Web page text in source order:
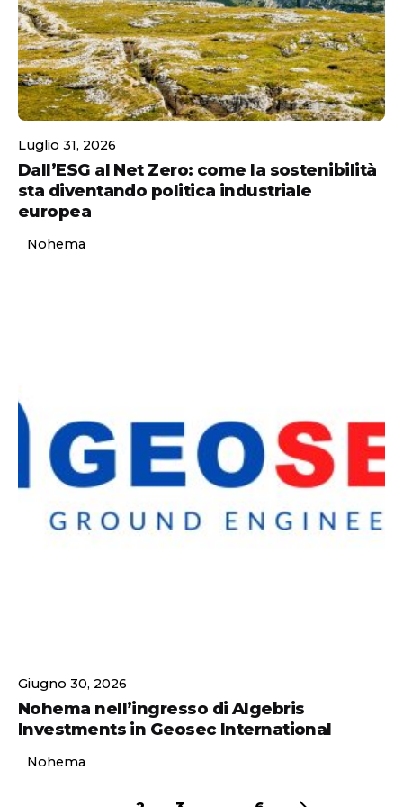
Posted by
Luglio 31, 2026
Dall’ESG al Net Zero: come la sostenibilità
sta diventando politica industriale
europea
Nohema
Giugno 30, 2026
Nohema nell’ingresso di Algebris
Investments in Geosec International
Nohema